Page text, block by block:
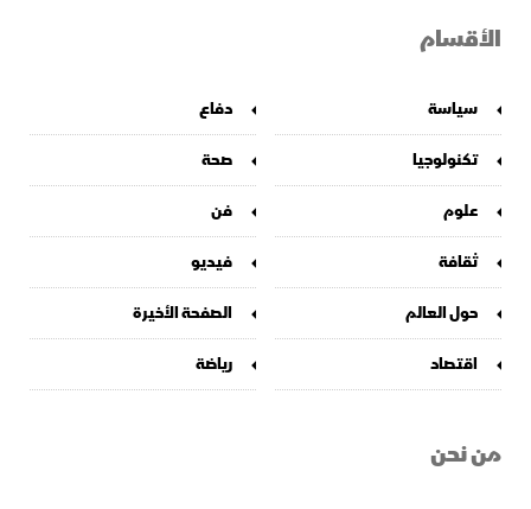
الأقسام
سياسة
دفاع
تكنولوجيا
صحة
علوم
فن
ثقافة
فيديو
حول العالم
الصفحة الأخيرة
اقتصاد
رياضة
من نحن